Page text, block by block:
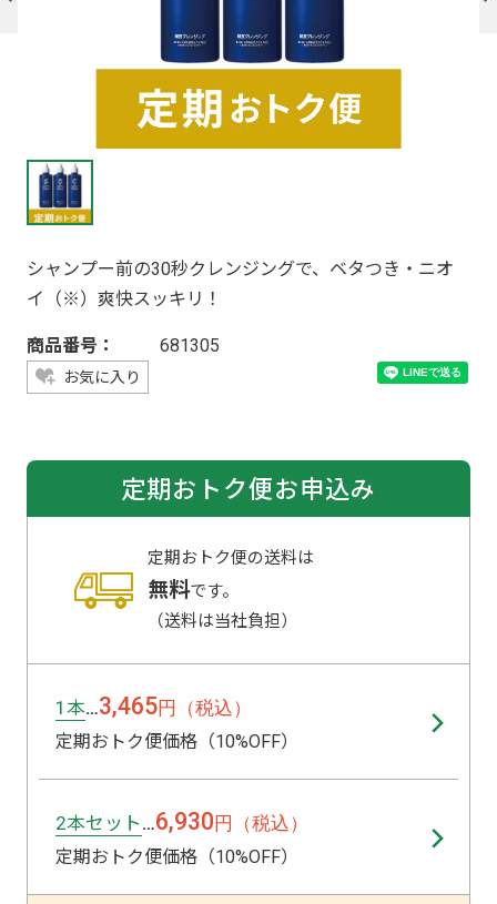
シャンプー前の30秒クレンジングで、ベタつき・ニオ
イ（※）爽快スッキリ！
商品番号： 681305
お気に入り
定期おトク便お申込み
定期おトク便の送料は
無料です。
（送料は当社負担）
1本…3,465円（税込）
定期おトク便価格（10%OFF）
2本セット …6,930円（税込）
定期おトク便価格（10%OFF）